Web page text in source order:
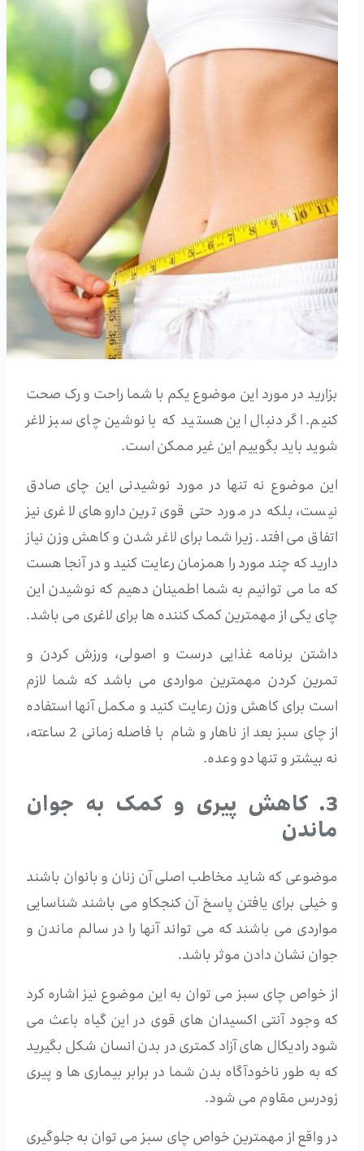
بزارید در مورد این موضوع یکم با شما راحت و رک صحت
کنیم. اگر دنبال این هستید که با نوشین چای سبز لاغر
شوید باید بگوییم این غیر ممکن است.
این موضوع نه تنها در مورد نوشیدنی این چای صادق
نیست، بلکه در مورد حتی قوی ترین داروهای لاغری نیز
اتفاق می افتد. زیرا شما برای لاغر شدن و کاهش وزن نیاز
دارید که چند مورد را همزمان رعایت کنید و در آنجا هست
که ما می توانیم به شما اطمینان دهیم که نوشیدن این
چای یکی از مهمترین کمک کننده ها برای لاغری می باشد.
داشتن برنامه غذایی درست و اصولی، ورزش کردن و
تمرین کردن مهمترین مواردی می باشد که شما لازم
است برای کاهش وزن رعایت کنید و مکمل آنها استفاده
از چای سبز بعد از ناهار و شام با فاصله زمانی 2 ساعته،
نه بیشتر و تنها دو وعده.
3. کاهش پیری و کمک به جوان
ماندن
موضوعی که شاید مخاطب اصلی آن زنان و بانوان باشند
و خیلی برای یافتن پاسخ آن کنجکاو می باشند شناسایی
مواردی می باشند که می تواند آنها را در سالم ماندن و
جوان نشان دادن موثر باشد.
از خواص چای سبز می توان به این موضوع نیز اشاره کرد
که وجود آنتی اکسیدان های قوی در این گیاه باعث می
شود رادیکال های آزاد کمتری در بدن انسان شکل بگیرید
که به طور ناخودآگاه بدن شما در برابر بیماری ها و پیری
زودرس مقاوم می شود.
در واقع از مهمترین خواص چای سبز می توان به جلوگیری